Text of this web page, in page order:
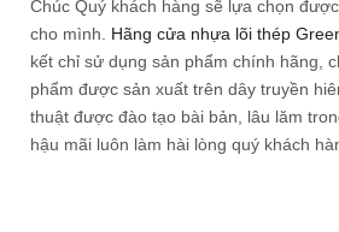
Chúc Quý khách hàng sẽ lựa chọn
cho mình. Hãng cửa nhựa lõi thép
kết chỉ sử dụng sản phẩm chính hãng,
phẩm được sản xuất trên dây truyền
thuật được đào tạo bài bản, lâu lăm
hậu mãi luôn làm hài lòng quý khách